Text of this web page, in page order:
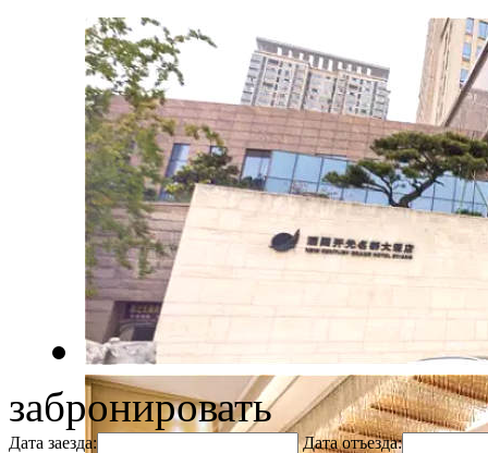
забронировать
Дата заезда: Дата отъезда: